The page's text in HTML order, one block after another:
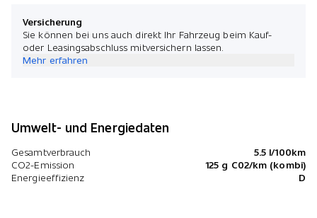
Versicherung
Sie können bei uns auch direkt Ihr Fahrzeug beim Kauf-
oder Leasingsabschluss mitversichern lassen.
Mehr erfahren
Umwelt- und Energiedaten
Gesamtverbrauch
5.5 l/100km
CO2-Emission
125 g C02/km (kombi)
Energieeffizienz
D